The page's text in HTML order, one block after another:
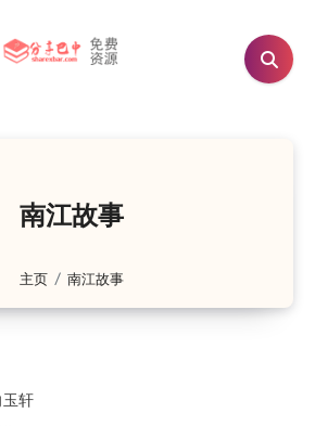
南江故事
主页 南江故事
期的红军将领
副总指挥王树声在川陕苏区
通江的民间小调——十二花
轩
的红军将领